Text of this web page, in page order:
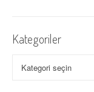
Kategoriler